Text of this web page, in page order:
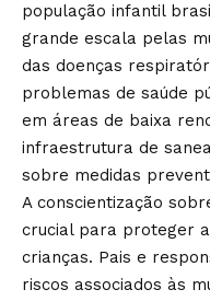
população infantil
grande escala pelas
das doenças
problemas de saúde
em áreas de baixa
infraestrutura de
sobre medidas
A conscientização
crucial para proteger
crianças. Pais e
riscos associados às